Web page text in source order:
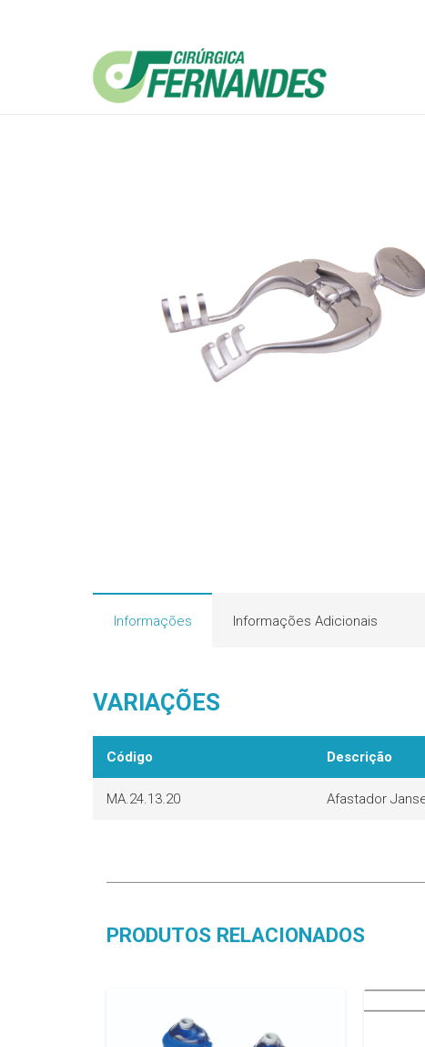
Informações Informações Adicionais
VARIAÇÕES
Código Descrição
MA.24.13.20 Afastador
PRODUTOS RELACIONADOS